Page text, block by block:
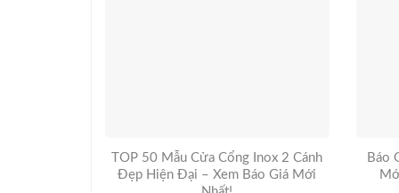
TOP 50 Mẫu Cửa Cổng Inox 2 Cánh
Đẹp Hiện Đại – Xem Báo Giá Mới
Báo